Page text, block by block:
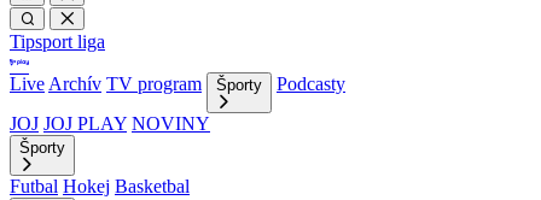
Tipsport liga
Live Archív TV program Športy
Podcasty
JOJ JOJ PLAY NOVINY
Športy
Futbal Hokej Basketbal